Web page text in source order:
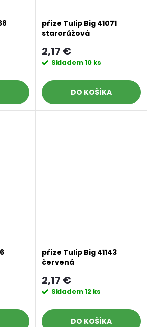
příze Tulip Big 41071
starorůžová
2,17 €
Skladem10 ks
DO KOŠÍKA
příze Tulip Big 41143
červená
2,17 €
Skladem12 ks
DO KOŠÍKA